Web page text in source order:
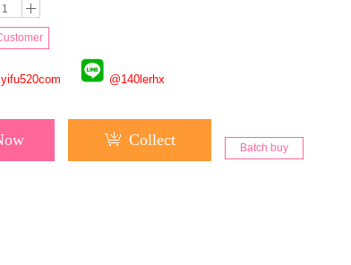
yifu520com @140lerhx
Collect Batch buy